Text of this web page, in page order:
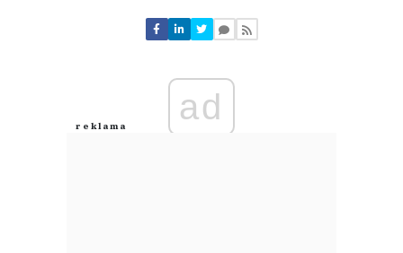
Nie znaleziono komentarzy
Zostaw swoje komentarze
Anuluj
ad